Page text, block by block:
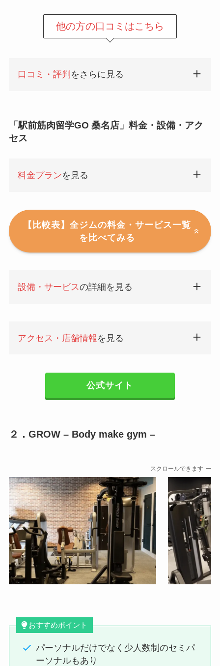
他の方の口コミはこちら
口コミ・評判 をさらに見る
「駅前筋肉留学GO 桑名店」料金・設備・アク
セス
料金プランを見る
【比較表】全ジムの料金・サービス一覧
を比べてみる
設備・サービスの詳細を見る
アクセス・店舗情報 を見る
公式サイト
２．GROW – Body make gym –
スクロールできます
おすすめポイント
パーソナルだけでなく少人数制のセミパ
ーソナルもあり